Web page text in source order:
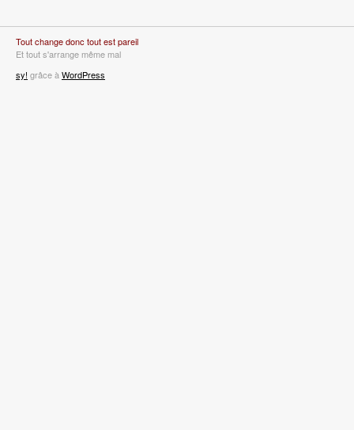
Tout change donc tout est pareil
Et tout s'arrange même mal
sy! grâce à WordPress